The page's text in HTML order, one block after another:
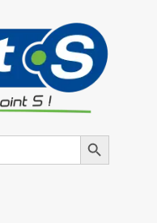
Search Button